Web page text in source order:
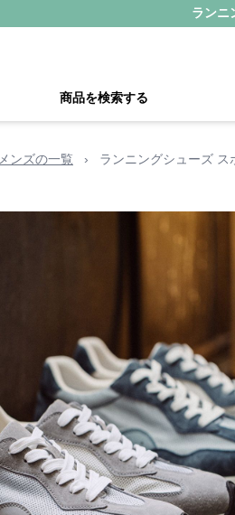
ランニ
商品を検索する
メンズの一覧 › ランニングシューズ ス